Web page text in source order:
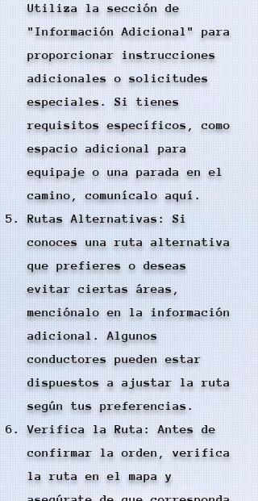
Utiliza la sección de
"Información Adicional" para
proporcionar instrucciones
adicionales o solicitudes
especiales. Si tienes
requisitos específicos, como
espacio adicional para
equipaje o una parada en el
camino, comunícalo aquí.
Rutas Alternativas: Si
conoces una ruta alternativa
que prefieres o deseas
evitar ciertas áreas,
menciónalo en la información
adicional. Algunos
conductores pueden estar
dispuestos a ajustar la ruta
según tus preferencias.
Verifica la Ruta: Antes de
confirmar la orden, verifica
la ruta en el mapa y